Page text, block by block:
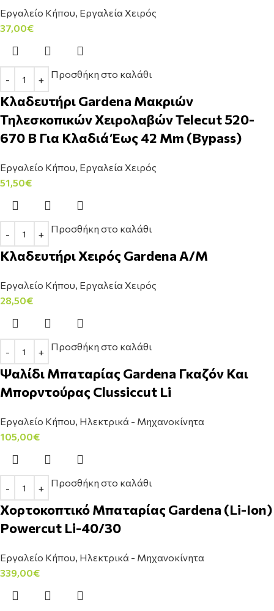
Εργαλείο Κήπου, Εργαλεία Χειρός
37,00€
Προσθήκη στο καλάθι
Κλαδευτήρι Gardena Μακριών
Τηλεσκοπικών Χειρολαβών Telecut 520-
670 B Για Κλαδιά Έως 42 Mm (Bypass)
Εργαλείο Κήπου, Εργαλεία Χειρός
51,50€
Προσθήκη στο καλάθι
Κλαδευτήρι Χειρός Gardena Α/Μ
Εργαλείο Κήπου, Εργαλεία Χειρός
28,50€
Προσθήκη στο καλάθι
Ψαλίδι Μπαταρίας Gardena Γκαζόν Και
Μπορντούρας Clussiccut Li
Εργαλείο Κήπου, Ηλεκτρικά - Μηχανοκίνητα
105,00€
Προσθήκη στο καλάθι
Χορτοκοπτικό Μπαταρίας Gardena (Li-Ion)
Powercut Li-40/30
Εργαλείο Κήπου, Ηλεκτρικά - Μηχανοκίνητα
339,00€